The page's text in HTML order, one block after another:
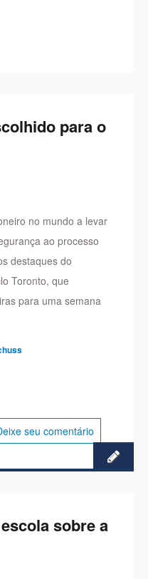
para o
no mundo a levar
ao processo
destaques do
Toronto, que
para uma semana
seu comentário
sobre a